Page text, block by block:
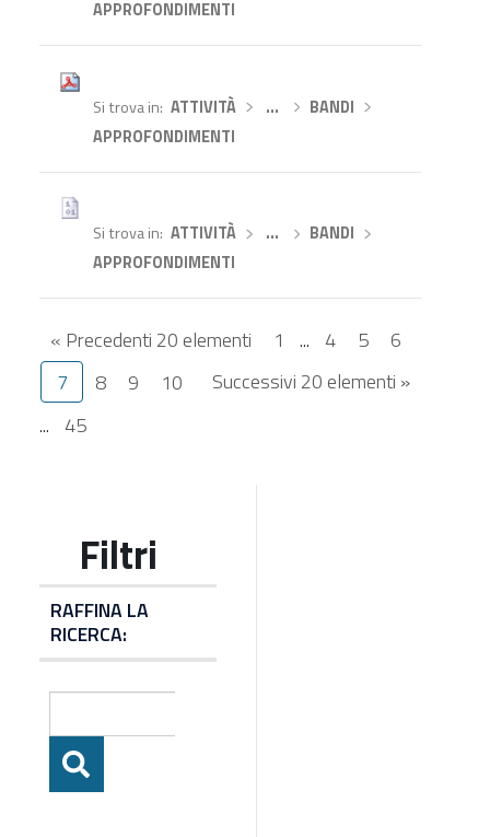
APPROFONDIMENTI
Si trova in ATTIVITÀ› … BANDI
APPROFONDIMENTI
Si trova in ATTIVITÀ› … BANDI
APPROFONDIMENTI
« Precedenti 20 elementi
Successivi 20 elementi »
1 ... 4 5
6
7
8 9
10
... 45
RAFFINA LA
RICERCA: